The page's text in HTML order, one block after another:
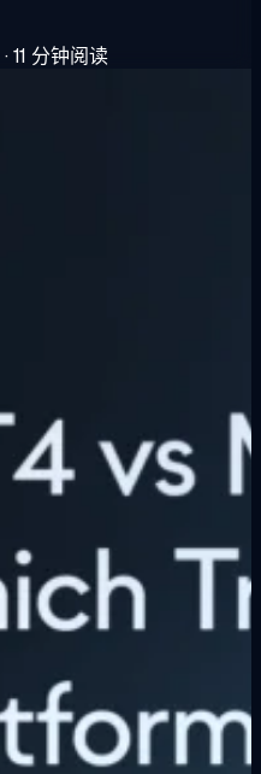
·11 分钟阅读